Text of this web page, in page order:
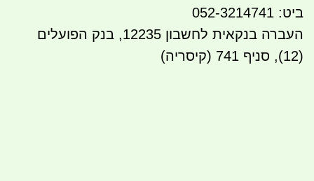
ביט: 052-3214741
העברה בנקאית לחשבון 12235, בנק הפועלים
(12), סניף 741 (קיסריה)